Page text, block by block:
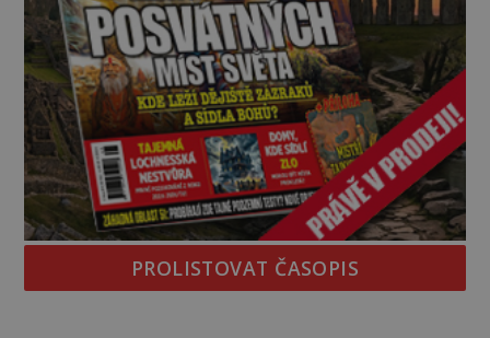
PROLISTOVAT ČASOPIS